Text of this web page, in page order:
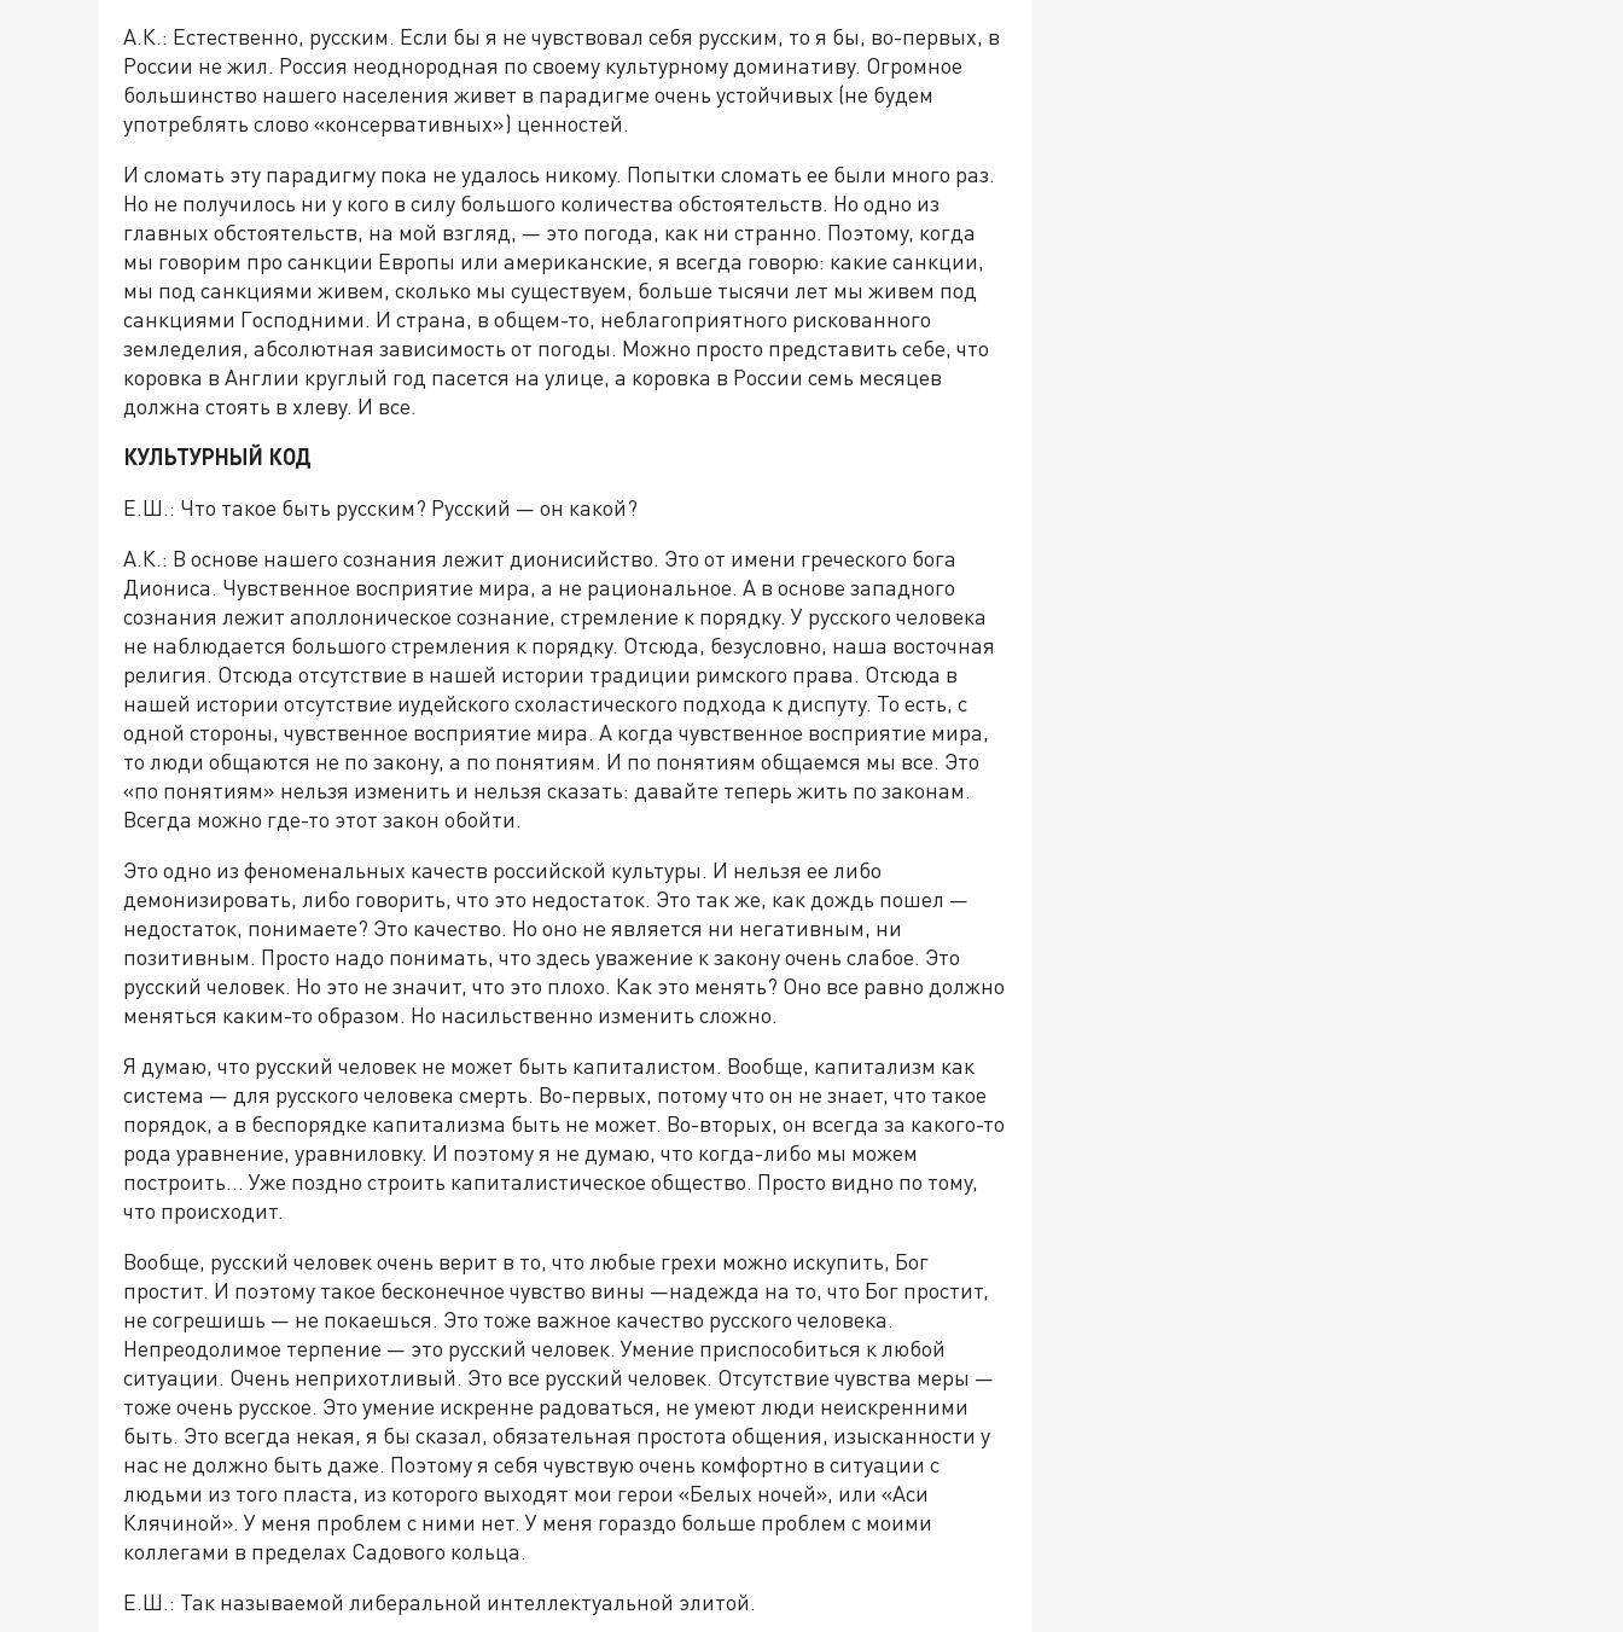
А.К.: Естественно, русским. Если бы я не чувствовал себя русским, то я бы, во-первых, в
России не жил. Россия неоднородная по своему культурному доминативу. Огромное
большинство нашего населения живет в парадигме очень устойчивых (не будем
употреблять слово «консервативных») ценностей.
И сломать эту парадигму пока не удалось никому. Попытки сломать ее были много раз.
Но не получилось ни у кого в силу большого количества обстоятельств. Но одно из
главных обстоятельств, на мой взгляд, — это погода, как ни странно. Поэтому, когда
мы говорим про санкции Европы или американские, я всегда говорю: какие санкции,
мы под санкциями живем, сколько мы существуем, больше тысячи лет мы живем под
санкциями Господними. И страна, в общем-то, неблагоприятного рискованного
земледелия, абсолютная зависимость от погоды. Можно просто представить себе, что
коровка в Англии круглый год пасется на улице, а коровка в России семь месяцев
должна стоять в хлеву. И все.
КУЛЬТУРНЫЙ КОД
Е.Ш.: Что такое быть русским? Русский — он какой?
А.К.: В основе нашего сознания лежит дионисийство. Это от имени греческого бога
Диониса. Чувственное восприятие мира, а не рациональное. А в основе западного
сознания лежит аполлоническое сознание, стремление к порядку. У русского человека
не наблюдается большого стремления к порядку. Отсюда, безусловно, наша восточная
религия. Отсюда отсутствие в нашей истории традиции римского права. Отсюда в
нашей истории отсутствие иудейского схоластического подхода к диспуту. То есть, с
одной стороны, чувственное восприятие мира. А когда чувственное восприятие мира,
то люди общаются не по закону, а по понятиям. И по понятиям общаемся мы все. Это
«по понятиям» нельзя изменить и нельзя сказать: давайте теперь жить по законам.
Всегда можно где-то этот закон обойти.
Это одно из феноменальных качеств российской культуры. И нельзя ее либо
демонизировать, либо говорить, что это недостаток. Это так же, как дождь пошел —
недостаток, понимаете? Это качество. Но оно не является ни негативным, ни
позитивным. Просто надо понимать, что здесь уважение к закону очень слабое. Это
русский человек. Но это не значит, что это плохо. Как это менять? Оно все равно должно
меняться каким-то образом. Но насильственно изменить сложно.
Я думаю, что русский человек не может быть капиталистом. Вообще, капитализм как
система — для русского человека смерть. Во-первых, потому что он не знает, что такое
порядок, а в беспорядке капитализма быть не может. Во-вторых, он всегда за какого-то
рода уравнение, уравниловку. И поэтому я не думаю, что когда-либо мы можем
построить... Уже поздно строить капиталистическое общество. Просто видно по тому,
что происходит.
Вообще, русский человек очень верит в то, что любые грехи можно искупить, Бог
простит. И поэтому такое бесконечное чувство вины —надежда на то, что Бог простит,
не согрешишь — не покаешься. Это тоже важное качество русского человека.
Непреодолимое терпение — это русский человек. Умение приспособиться к любой
ситуации. Очень неприхотливый. Это все русский человек. Отсутствие чувства меры —
тоже очень русское. Это умение искренне радоваться, не умеют люди неискренними
быть. Это всегда некая, я бы сказал, обязательная простота общения, изысканности у
нас не должно быть даже. Поэтому я себя чувствую очень комфортно в ситуации с
людьми из того пласта, из которого выходят мои герои «Белых ночей», или «Аси
Клячиной». У меня проблем с ними нет. У меня гораздо больше проблем с моими
коллегами в пределах Садового кольца.
Е.Ш.: Так называемой либеральной интеллектуальной элитой.